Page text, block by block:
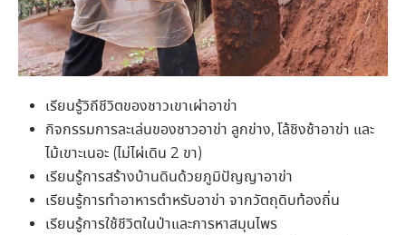
เรียนรู้วิถีชีวิตของชาวเขาเผ่าอาข่า
กิจกรรมการละเล่นของชาวอาข่า ลูกข่าง, โล้ชิงช้าอาข่า และ
ไม้เขาะเนอะ (ไม่ไผ่เดิน 2 ขา)
เรียนรู้การสร้างบ้านดินด้วยภูมิปัญญาอาข่า
เรียนรู้การทำอาหารตำหรับอาข่า จากวัตถุดิบท้องถิ่น
เรียนรู้การใช้ชีวิตในป่าและการหาสมุนไพร